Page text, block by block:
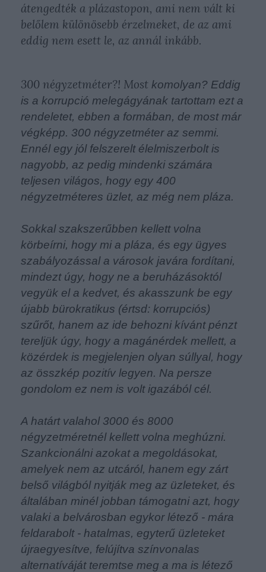
átengedték a plázastopon, ami nem vált ki
belőlem különösebb érzelmeket, de az ami
eddig nem esett le, az annál inkább.
300 négyzetméter?! Most komolyan? Eddig
is a korrupció melegágyának tartottam ezt a
rendeletet, ebben a formában, de most már
végképp. 300 négyzetméter az semmi.
Ennél egy jól felszerelt élelmiszerbolt is
nagyobb, az pedig mindenki számára
teljesen világos, hogy egy 400
négyzetméteres üzlet, az még nem pláza.
Sokkal szakszerűbben kellett volna
körbeírni, hogy mi a pláza, és egy ügyes
szabályozással a városok javára fordítani,
mindezt úgy, hogy ne a beruházásoktól
vegyük el a kedvet, és akasszunk be egy
újabb bürokratikus (értsd: korrupciós)
szűrőt, hanem az ide behozni kívánt pénzt
tereljük úgy, hogy a magánérdek mellett, a
közérdek is megjelenjen olyan súllyal, hogy
az összkép pozitív legyen. Na persze
gondolom ez nem is volt igazából cél.
A határt valahol 3000 és 8000
négyzetméretnél kellett volna meghúzni.
Szankcionálni azokat a megoldásokat,
amelyek nem az utcáról, hanem egy zárt
belső világból nyitják meg az üzleteket, és
általában minél jobban támogatni azt, hogy
valaki a belvárosban egykor létező - mára
feldarabolt - hatalmas, egyterű üzleteket
újraegyesítve, felújítva színvonalas
alternatíváját teremtse meg a ma is létező